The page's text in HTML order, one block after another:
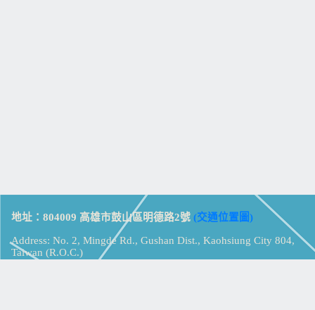
地址：804009 高雄市鼓山區明德路2號 (交通位置圖)
Address: No. 2, Mingde Rd., Gushan Dist., Kaohsiung City 804,
Taiwan (R.O.C.)